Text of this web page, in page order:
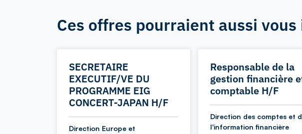
Ces offres pourraient aussi
SECRETAIRE
EXECUTIF/VE DU
PROGRAMME EIG
CONCERT-JAPAN H/F
Direction Europe et
Responsable de la
gestion financière
comptable H/F
Direction des comptes et
l'information financière